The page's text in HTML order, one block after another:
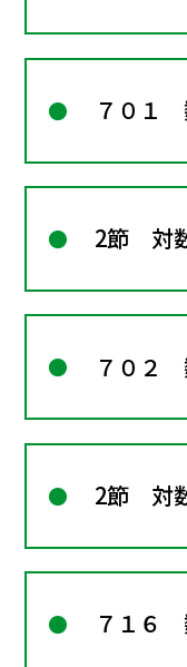
７０１
2節 対
７０２
2節 対
７１６